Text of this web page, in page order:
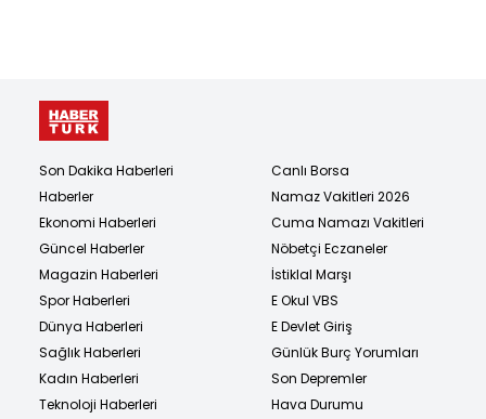
Son Dakika Haberleri
Haberler
Ekonomi Haberleri
Güncel Haberler
Magazin Haberleri
Spor Haberleri
Dünya Haberleri
Sağlık Haberleri
Kadın Haberleri
Teknoloji Haberleri
Canlı Borsa
Namaz Vakitleri 2026
Cuma Namazı Vakitleri
Nöbetçi Eczaneler
İstiklal Marşı
E Okul VBS
E Devlet Giriş
Günlük Burç Yorumları
Son Depremler
Hava Durumu